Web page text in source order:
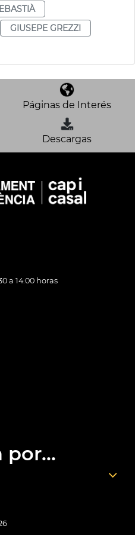
GIUSEPE GREZZI
Páginas de Interés
Descargas
a 14:00 horas
por...